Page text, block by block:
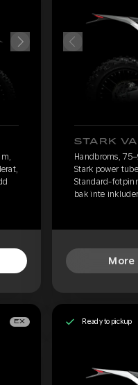
STARK
Handbroms,
Stark power
Standard-
bak inte
More
EX Ready to pickup